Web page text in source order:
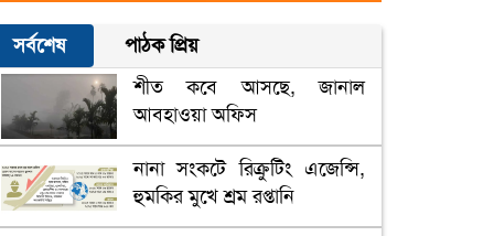
সর্বশেষ
পাঠক প্রিয়
শীত কবে আসছে, জানাল
আবহাওয়া অফিস
নানা সংকটে রিক্রুটিং এজেন্সি,
হুমকির মুখে শ্রম রপ্তানি